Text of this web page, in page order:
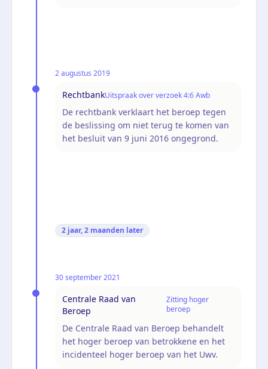
2 augustus 2019
RechtbankUitspraak over verzoek 4:6 Awb
De rechtbank verklaart het beroep tegen
de beslissing om niet terug te komen van
het besluit van 9 juni 2016 ongegrond.
2 jaar, 2 maanden later
30 september 2021
Centrale Raad van
Beroep
Zitting hoger
beroep
De Centrale Raad van Beroep behandelt
het hoger beroep van betrokkene en het
incidenteel hoger beroep van het Uwv.